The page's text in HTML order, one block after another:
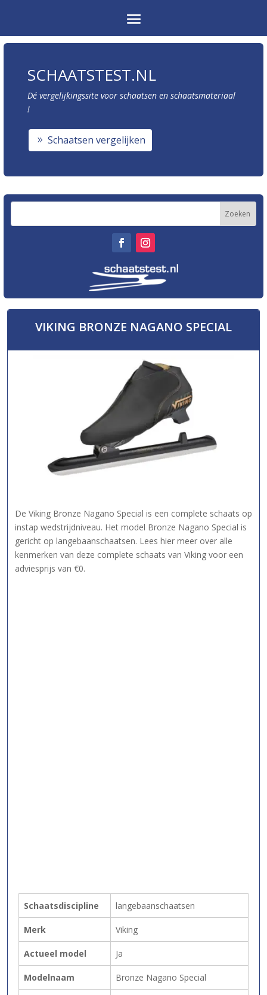
SCHAATSTEST.NL
Dé vergelijkingssite voor schaatsen en schaatsmateriaal
!
Schaatsen vergelijken
VIKING BRONZE NAGANO SPECIAL
De Viking Bronze Nagano Special is een complete schaats op
instap wedstrijdniveau. Het model Bronze Nagano Special is
gericht op langebaanschaatsen. Lees hier meer over alle
kenmerken van deze complete schaats van Viking voor een
adviesprijs van €0.
Schaatsdiscipline langebaanschaatsen
Merk Viking
Actueel model Ja
Modelnaam Bronze Nagano Special